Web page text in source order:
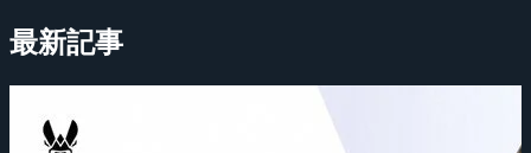
最新記事